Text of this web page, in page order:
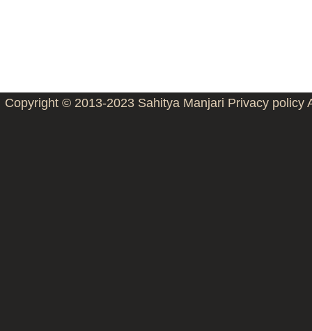
Copyright © 2013-2023 Sahitya Manjari Privacy policy